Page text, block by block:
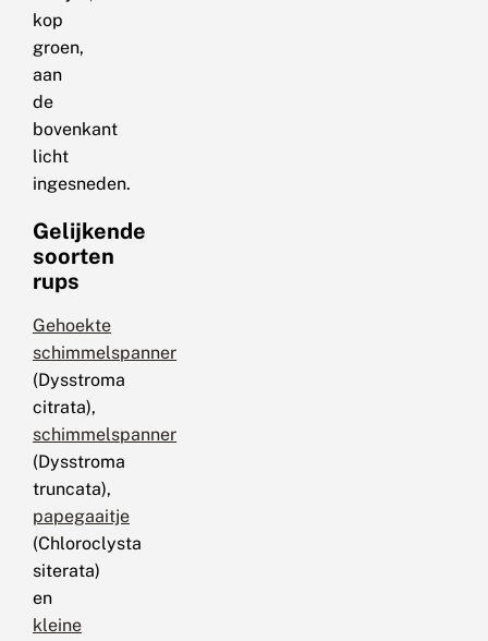
kop
groen,
aan
de
bovenkant
licht
ingesneden.
Gelijkende
soorten
rups
Gehoekte
schimmelspanner
(Dysstroma
citrata),
schimmelspanner
(Dysstroma
truncata),
papegaaitje
(Chloroclysta
siterata)
en
kleine